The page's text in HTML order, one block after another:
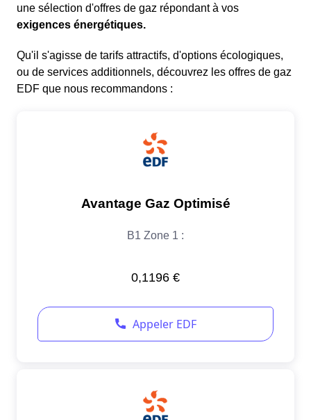
une sélection d'offres de gaz répondant à vos
exigences énergétiques.
Qu'il s'agisse de tarifs attractifs, d'options écologiques,
ou de services additionnels, découvrez les offres de gaz
EDF que nous recommandons :